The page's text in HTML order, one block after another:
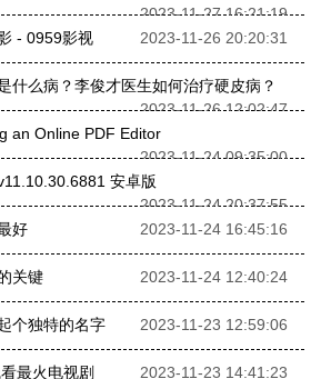
2023-11-27 16:21:19
- 0959影视
2023-11-26 20:20:31
什么病？李俊才医生如何治疗硬皮病？
2023-11-26 12:02:47
an Online PDF Editor
2023-11-24 09:35:00
安卓版
2023-11-24 20:37:55
好
2023-11-24 16:45:16
关键 2023-11-24 12:40:24
个独特的名字 2023-11-23 12:59:06
最火电视剧 2023-11-23 14:41:23